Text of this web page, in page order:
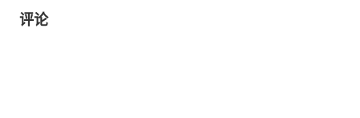
评论